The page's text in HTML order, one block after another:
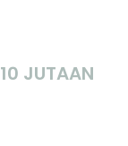
10 JUTAAN